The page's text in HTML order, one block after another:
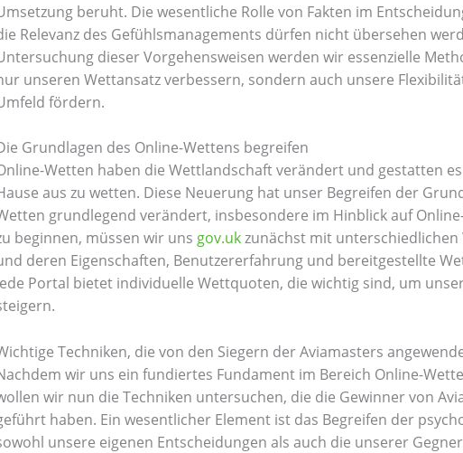
beruht. Die wesentliche Rolle von Fakten im
Relevanz des Gefühlsmanagements dürfen nicht übersehen
dieser Vorgehensweisen werden wir essenzielle
unseren Wettansatz verbessern, sondern auch unsere
fördern.
Grundlagen des Online-Wettens begreifen
Wetten haben die Wettlandschaft verändert und gestatten
aus zu wetten. Diese Neuerung hat unser Begreifen der
grundlegend verändert, insbesondere im Hinblick auf
beginnen, müssen wir uns gov.ukzunächst mit unterschiedlichen
deren Eigenschaften, Benutzererfahrung und bereitgestellte
Portal bietet individuelle Wettquoten, die wichtig sind, um
Techniken, die von den Siegern der Aviamasters
wir uns ein fundiertes Fundament im Bereich Online-
wir nun die Techniken untersuchen, die die Gewinner von
haben. Ein wesentlicher Element ist das Begreifen der
unsere eigenen Entscheidungen als auch die unserer